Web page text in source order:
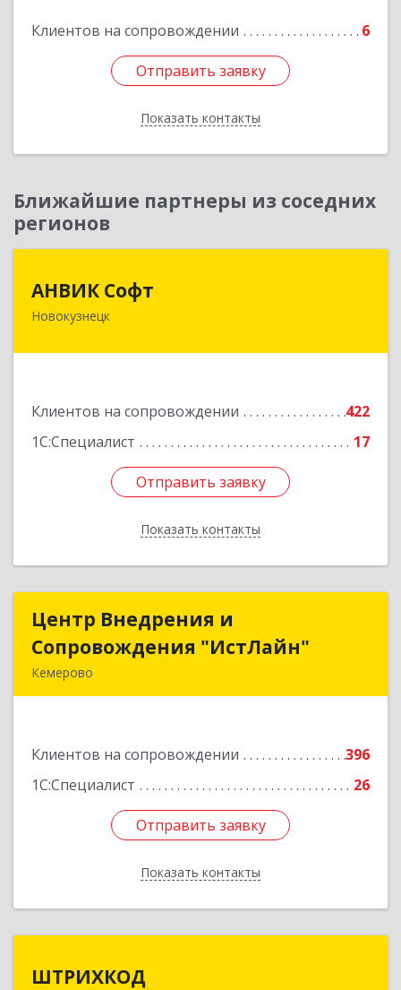
Клиентов на сопровождении 6
Отправить заявку
Показать контакты
Отправить заявку
Назад
Ближайшие партнеры из соседних
регионов
АНВИК Софт
Новокузнецк
Клиентов на сопровождении
422
1С:Специалист
17
Отправить заявку
Показать контакты
654079, Кемеровская область - Кузбасс,
Отправить заявку
Назад
Центр Внедрения и
Сопровождения "ИстЛайн"
Кемерово
Клиентов на сопровождении
396
1С:Специалист
26
Отправить заявку
Показать контакты
Центр Внедрения и
Сопровождения "ИстЛайн"
Подробнее
Отправить заявку
Назад
ШТРИХКОД